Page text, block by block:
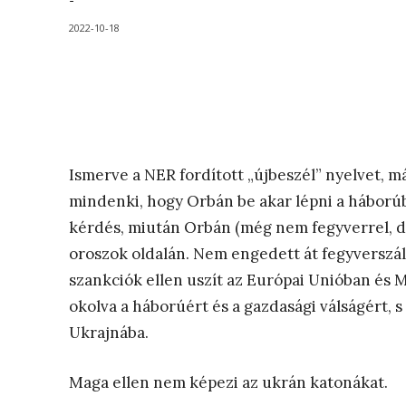
2022-10-18
Ismerve a NER fordított „újbeszél” nyelvet,
mindenki, hogy Orbán be akar lépni a
kérdés, miután Orbán (még nem fegyverrel,
oroszok oldalán. Nem engedett át
szankciók ellen uszít az Európai Unióban és
okolva a háborúért és a gazdasági
Ukrajnába.
Maga ellen nem képezi az ukrán katonákat.